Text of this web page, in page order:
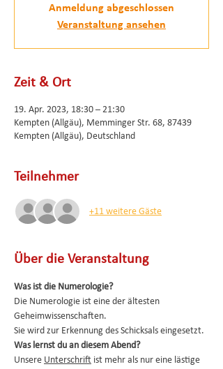
Anmeldung abgeschlossen
Veranstaltung ansehen
Zeit & Ort
19. Apr. 2023, 18:30 – 21:30
Kempten (Allgäu), Memminger Str. 68, 87439
Kempten (Allgäu), Deutschland
Teilnehmer
+11 weitere Gäste
Über die Veranstaltung
Was ist die Numerologie?
Die Numerologie ist eine der ältesten
Geheimwissenschaften.
Sie wird zur Erkennung des Schicksals eingesetzt.
Was lernst du an diesem Abend?
Unsere Unterschrift ist mehr als nur eine lästige